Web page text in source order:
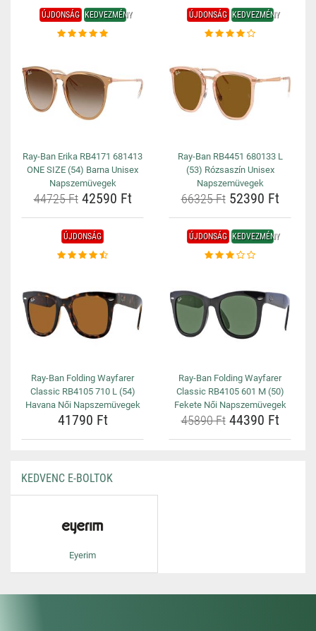
ÚJDONSÁG KEDVEZMÉNY
Ray-Ban Erika RB4171 681413
ONE SIZE (54) Barna Unisex
Napszemüvegek
44725 Ft42590 Ft
ÚJDONSÁG KEDVEZMÉNY
Ray-Ban RB4451 680133 L
(53) Rózsaszín Unisex
Napszemüvegek
66325 Ft52390 Ft
ÚJDONSÁG
Ray-Ban Folding Wayfarer
Classic RB4105 710 L (54)
Havana Női Napszemüvegek
41790 Ft
ÚJDONSÁG KEDVEZMÉNY
Ray-Ban Folding Wayfarer
Classic RB4105 601 M (50)
Fekete Női Napszemüvegek
45890 Ft44390 Ft
KEDVENC E-BOLTOK
Eyerim